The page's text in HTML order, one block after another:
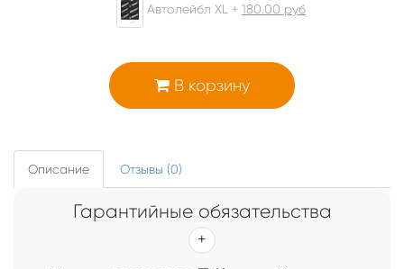
Автолейбл XL + 180.00 руб
В корзину
Описание Отзывы (0)
Гарантийные обязательства